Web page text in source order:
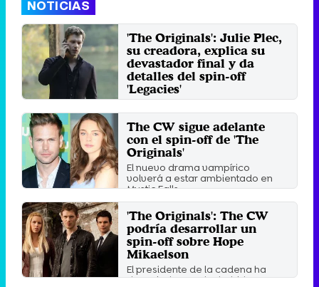
NOTICIAS
'The Originals': Julie Plec,
su creadora, explica su
devastador final y da
detalles del spin-off
'Legacies'
La productora explica la
importancia de este cierre y
cómo afectara la ficción a la ...
Jueves 2 Agosto 2018 11:30
The CW sigue adelante
con el spin-off de 'The
Originals'
El nuevo drama vampírico
volverá a estar ambientado en
Mystic Falls.
Miércoles 7 Marzo 2018 04:03
'The Originals': The CW
podría desarrollar un
spin-off sobre Hope
Mikaelson
El presidente de la cadena ha
desvelado que "ha habido